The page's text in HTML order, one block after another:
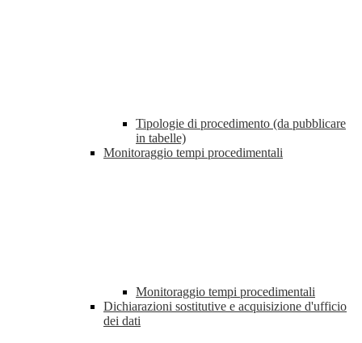
Tipologie di procedimento (da pubblicare
in tabelle)
Monitoraggio tempi procedimentali
Monitoraggio tempi procedimentali
Dichiarazioni sostitutive e acquisizione d'ufficio
dei dati